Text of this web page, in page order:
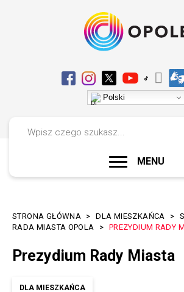
Media
na
Polski
portalu
ROZWIŃ
MENU
Ścieżka
nawigacyjna
STRONA GŁÓWNA DLA MIESZKAŃCA
RADA MIASTA OPOLA
PREZYDIUM RADY
Prezydium Rady Miasta
DLA MIESZKAŃCA